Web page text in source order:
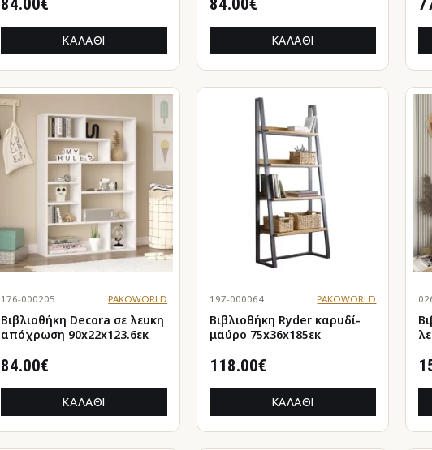
84.00€
ΚΑΛΆΘΙ
84.00€
ΚΑΛΆΘΙ
176-000205 PAKOWORLD
Βιβλιοθήκη Decora σε λευκη
απόχρωση 90x22x123.6εκ
84.00€
ΚΑΛΆΘΙ
197-000064 PAKOWORLD
Βιβλιοθήκη Ryder καρυδί-
μαύρο 75x36x185εκ
118.00€
ΚΑΛΆΘΙ